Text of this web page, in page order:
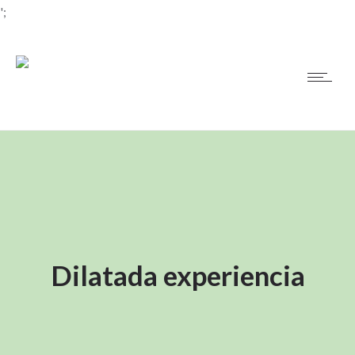
';
Dilatada experiencia